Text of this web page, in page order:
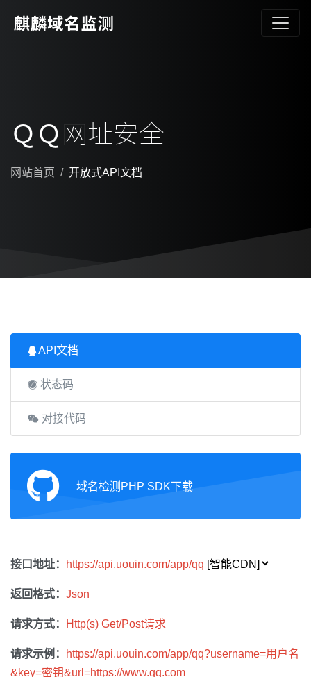
ＱＱ网址安全
网站首页 开放式API文档
API文档
状态码
对接代码
域名检测PHP SDK下载
接口地址： https://api.uouin.com/app/qq
返回格式： Json
请求方式： Http(s) Get/Post请求
请求示例：
https://api.uouin.com/app/qq?username=用户名
&key=密钥&url=https://www.qq.com